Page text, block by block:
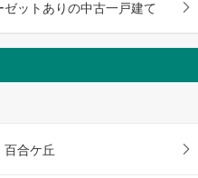
ットありの中古一戸建て
百合ケ丘